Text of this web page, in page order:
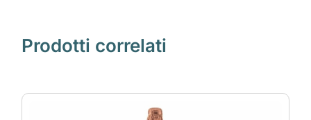
Prodotti correlati